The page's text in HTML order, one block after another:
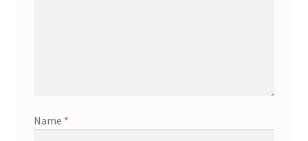
Name *